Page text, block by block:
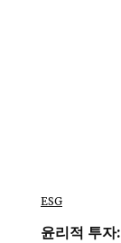
ESG
윤리적 투